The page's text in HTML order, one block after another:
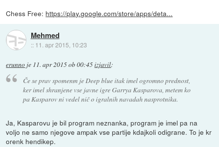
Chess Free: https://play.google.com/store/apps/deta...
Mehmed
:: 11. apr 2015, 10:23
erunno je 11. apr 2015 ob 00:45izjavil:
Če se prav spomenm je Deep blue itak imel ogromno prednost,
ker imel shranjene vse javne igre Garrya Kasparova, metem ko
pa Kasparov ni vedel nič o igralnih navadah nasprotnika.
Ja, Kasparovu je bil program neznanka, program je imel pa na
voljo ne samo njegove ampak vse partije kdajkoli odigrane. To je kr
orenk hendikep.